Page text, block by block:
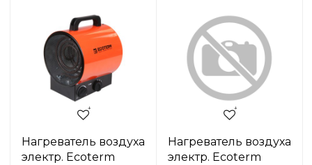
Нагреватель воздуха
электр. Ecoterm
Нагреватель воздуха
электр. Ecoterm